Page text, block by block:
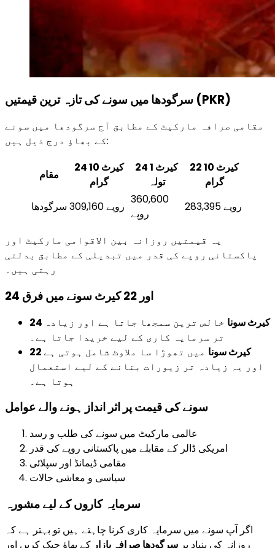
سرگودھا میں سونے کی تازہ ترین قیمتیں (PKR)
مقامی صرافہ مارکیٹ کے مطابق آج سرگودھا میں سونے
کے بھاؤ درج ذیل ہیں:
مقام
24 کیرٹ 10
گرام
24 کیرٹ 1
تولہ
22 کیرٹ 10
گرام
سرگودھا
309,160 روپے
360,600
روپے
283,395 روپے
یہ قیمتیں روزانہ بین الاقوامی مارکیٹ اور
پاکستانی روپے کی قدر میں تبدیلی کے مطابق بدلتی
رہتی ہیں۔
24 اور 22 کیرٹ سونے میں فرق
24 کیرٹ سونا خالص ترین سمجھا جاتا ہے اور زیادہ
تر سرمایہ کاری کے لیے خریدا جاتا ہے۔
22 کیرٹ سونا میں تھوڑا سا ملاوٹ شامل ہوتی ہے
اور یہ زیادہ تر زیورات بنانے کے لیے استعمال
ہوتا ہے۔
سونے کی قیمت پر اثر انداز ہونے والے عوامل
عالمی مارکیٹ میں سونے کی طلب و رسد
امریکی ڈالر کے مقابلے میں پاکستانی روپے کی قدر
مقامی ڈیمانڈ اور سپلائی
سیاسی و معاشی حالات
سرمایہ کاروں کے لیے مشورہ
اگر آپ سونے میں سرمایہ کاری کرنا چاہتے ہیں تو بہتر ہے کہ
روزانہ کی بنیاد پر سرگودھا صرافہ بازار کے بھاؤ چیک کریں اور